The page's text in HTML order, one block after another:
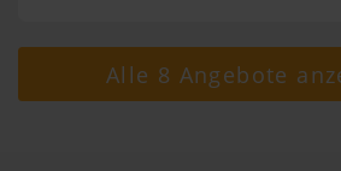
Alle 8 Angebote